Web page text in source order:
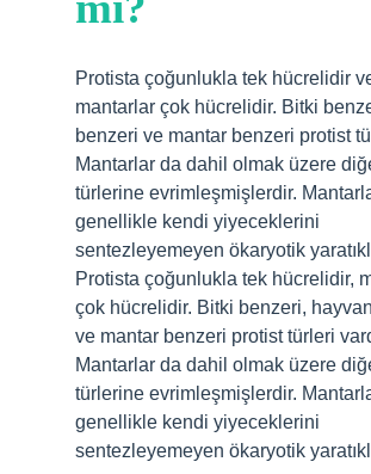
Protista çoğunlukla tek hücrelidir
mantarlar çok hücrelidir. Bitki
benzeri ve mantar benzeri protist
Mantarlar da dahil olmak üzere
türlerine evrimleşmişlerdir.
genellikle kendi yiyeceklerini
sentezleyemeyen ökaryotik
Protista çoğunlukla tek hücrelidir,
çok hücrelidir. Bitki benzeri,
ve mantar benzeri protist türleri
Mantarlar da dahil olmak üzere
türlerine evrimleşmişlerdir.
genellikle kendi yiyeceklerini
sentezleyemeyen ökaryotik